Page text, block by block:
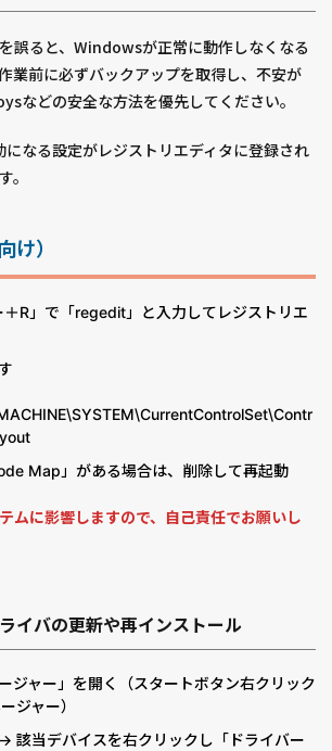
誤ると、Windowsが正常に動作しなくなる
業前に必ずバックアップを取得し、不安が
などの安全な方法を優先してください。
なる設定がレジストリエディタに登録され
。
け）
＋R」で「regedit」と入力してレジストリエ
Map」がある場合は、削除して再起動
ムに影響しますので、自己責任でお願いし
イバの更新や再インストール
ジャー」を開く（スタートボタン右クリック
ジャー）
→ 該当デバイスを右クリックし「ドライバー